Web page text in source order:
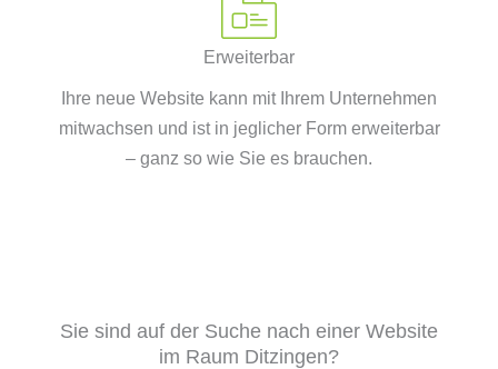
Erweiterbar
Ihre neue Website kann mit Ihrem Unternehmen
mitwachsen und ist in jeglicher Form erweiterbar
– ganz so wie Sie es brauchen.
Sie sind auf der Suche nach einer Website
im Raum Ditzingen?